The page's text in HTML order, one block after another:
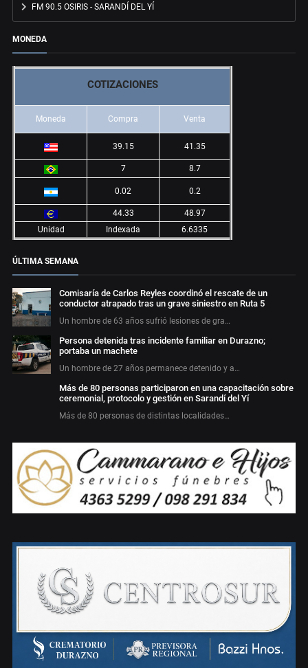
FM 90.5 OSIRIS - SARANDÍ DEL YÍ
MONEDA
COTIZACIONES
Moneda Compra Venta
39.15 41.35
7 8.7
0.02 0.2
44.33
48.97
Unidad
Indexada 6.6335
ÚLTIMA SEMANA
Comisaría de Carlos Reyles coordinó el rescate de un
conductor atrapado tras un grave siniestro en Ruta 5
Un hombre de 63 años sufrió lesiones de gra…
Persona detenida tras incidente familiar en Durazno;
portaba un machete
Un hombre de 27 años permanece detenido y a…
Más de 80 personas participaron en una capacitación sobre
ceremonial, protocolo y gestión en Sarandí del Yí
Más de 80 personas de distintas localidades…